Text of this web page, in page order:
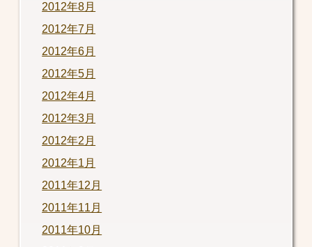
2012年8月
2012年7月
2012年6月
2012年5月
2012年4月
2012年3月
2012年2月
2012年1月
2011年12月
2011年11月
2011年10月